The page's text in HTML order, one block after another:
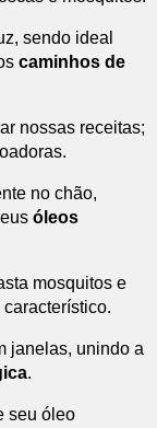
sendo ideal
caminhos de
nossas receitas;
no chão,
óleos
mosquitos e
janelas, unindo a
.
seu óleo